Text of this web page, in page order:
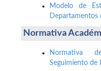
Modelo de
Departamentos
Normativa
Normativa
Seguimiento de